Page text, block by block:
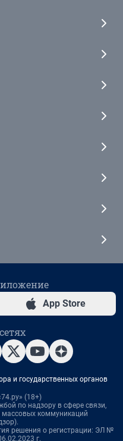
App Store
и государственных органов
(18+)
по надзору в сфере связи,
коммуникаций
решения о регистрации: ЭЛ №
г.